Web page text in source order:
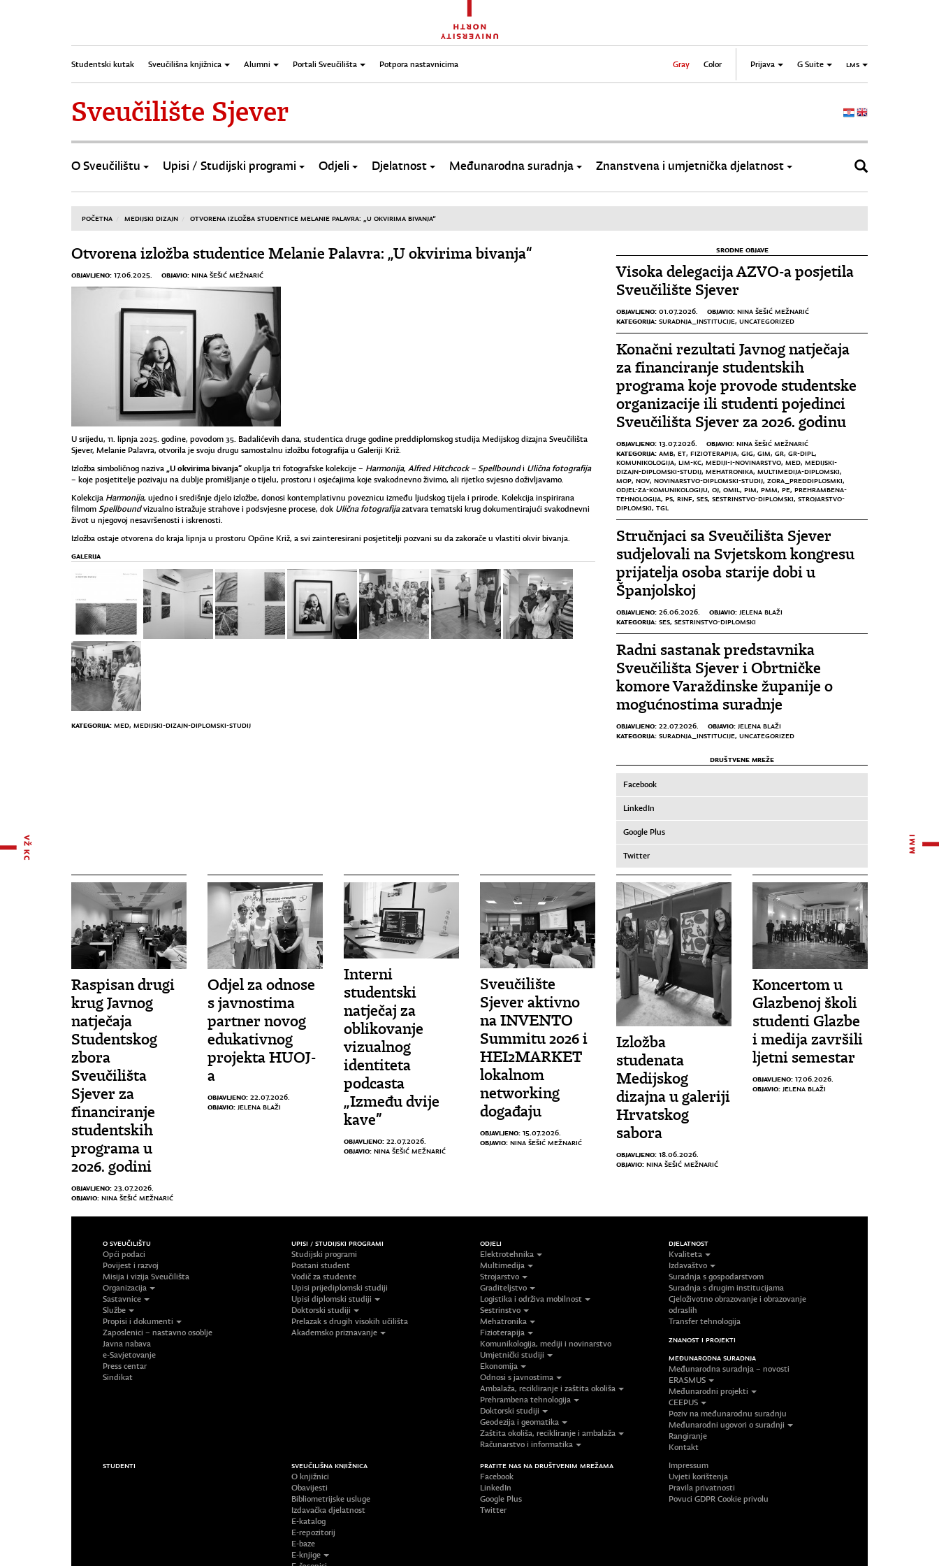
Studentski kutak Sveučilišna knjižnica Alumni Portali Sveučilišta Potpora nastavnicima Gray Color Prijava G Suite LMS
Sveučilište Sjever
O Sveučilištu Upisi / Studijski programi Odjeli Djelatnost Međunarodna suradnja Znanstvena i umjetnička djelatnost
POČETNA MEDIJSKI DIZAJN OTVORENA IZLOŽBA STUDENTICE MELANIE PALAVRA: „U OKVIRIMA BIVANJA“
Otvorena izložba studentice Melanie Palavra: „U okvirima bivanja“
OBJAVLJENO: 17.06.2025. OBJAVIO: NINA ŠEŠIĆ MEŽNARIĆ
U srijedu, 11. lipnja 2025. godine, povodom 35. Badalićevih dana, studentica druge godine preddiplomskog studija Medijskog dizajna Sveučilišta
Sjever, Melanie Palavra, otvorila je svoju drugu samostalnu izložbu fotografija u Galeriji Križ.
Izložba simboličnog naziva „U okvirima bivanja“ okuplja tri fotografske kolekcije – Harmonija, Alfred Hitchcock – Spellboundi Ulična fotografija
– koje posjetitelje pozivaju na dublje promišljanje o tijelu, prostoru i osjećajima koje svakodnevno živimo, ali rijetko svjesno doživljavamo.
Kolekcija Harmonija, ujedno i središnje djelo izložbe, donosi kontemplativnu poveznicu između ljudskog tijela i prirode. Kolekcija inspirirana
filmom Spellboundvizualno istražuje strahove i podsvjesne procese, dok Ulična fotografijazatvara tematski krug dokumentirajući svakodnevni
život u njegovoj nesavršenosti i iskrenosti.
Izložba ostaje otvorena do kraja lipnja u prostoru Općine Križ, a svi zainteresirani posjetitelji pozvani su da zakorače u vlastiti okvir bivanja.
GALERIJA
KATEGORIJA: MED, MEDIJSKI-DIZAJN-DIPLOMSKI-STUDIJ
SRODNE OBJAVE
Visoka delegacija AZVO-a posjetila
Sveučilište Sjever
OBJAVLJENO: 01.07.2026. OBJAVIO: NINA ŠEŠIĆ MEŽNARIĆ
KATEGORIJA: SURADNJA_INSTITUCIJE, UNCATEGORIZED
Konačni rezultati Javnog natječaja
za financiranje studentskih
programa koje provode studentske
organizacije ili studenti pojedinci
Sveučilišta Sjever za 2026. godinu
OBJAVLJENO: 13.07.2026. OBJAVIO: NINA ŠEŠIĆ MEŽNARIĆ
KATEGORIJA: AMB, ET, FIZIOTERAPIJA, GIG, GIM, GR, GR-DIPL,
KOMUNIKOLOGIJA, LIM-KC, MEDIJI-I-NOVINARSTVO, MED, MEDIJSKI-
DIZAJN-DIPLOMSKI-STUDIJ, MEHATRONIKA, MULTIMEDIJA-DIPLOMSKI,
MOP, NOV, NOVINARSTVO-DIPLOMSKI-STUDIJ, ZORA_PREDDIPLOSMKI,
ODJEL-ZA-KOMUNIKOLOGIJU, OJ, OMIL, PIM, PMM, PE, PREHRAMBENA-
TEHNOLOGIJA, PS, RINF, SES, SESTRINSTVO-DIPLOMSKI, STROJARSTVO-
DIPLOMSKI, TGL
Stručnjaci sa Sveučilišta Sjever
sudjelovali na Svjetskom kongresu
prijatelja osoba starije dobi u
Španjolskoj
OBJAVLJENO: 26.06.2026. OBJAVIO: JELENA BLAŽI
KATEGORIJA: SES, SESTRINSTVO-DIPLOMSKI
Radni sastanak predstavnika
Sveučilišta Sjever i Obrtničke
komore Varaždinske županije o
mogućnostima suradnje
OBJAVLJENO: 22.07.2026. OBJAVIO: JELENA BLAŽI
KATEGORIJA: SURADNJA_INSTITUCIJE, UNCATEGORIZED
DRUŠTVENE MREŽE
Facebook
LinkedIn
Google Plus
Twitter
Raspisan drugi
krug Javnog
natječaja
Studentskog
zbora
Sveučilišta
Sjever za
financiranje
studentskih
programa u
2026. godini
OBJAVLJENO: 23.07.2026.
OBJAVIO: NINA ŠEŠIĆ MEŽNARIĆ
Odjel za odnose
s javnostima
partner novog
edukativnog
projekta HUOJ-
a
OBJAVLJENO: 22.07.2026.
OBJAVIO: JELENA BLAŽI
Interni
studentski
natječaj za
oblikovanje
vizualnog
identiteta
podcasta
„Između dvije
kave”
OBJAVLJENO: 22.07.2026.
OBJAVIO: NINA ŠEŠIĆ MEŽNARIĆ
Sveučilište
Sjever aktivno
na INVENTO
Summitu 2026 i
HEI2MARKET
lokalnom
networking
događaju
OBJAVLJENO: 15.07.2026.
OBJAVIO: NINA ŠEŠIĆ MEŽNARIĆ
Izložba
studenata
Medijskog
dizajna u galeriji
Hrvatskog
sabora
OBJAVLJENO: 18.06.2026.
OBJAVIO: NINA ŠEŠIĆ MEŽNARIĆ
Koncertom u
Glazbenoj školi
studenti Glazbe
i medija završili
ljetni semestar
OBJAVLJENO: 17.06.2026.
OBJAVIO: JELENA BLAŽI
O SVEUČILIŠTU
Opći podaci
Povijest i razvoj
Misija i vizija Sveučilišta
Organizacija
Sastavnice
Službe
Propisi i dokumenti
Zaposlenici – nastavno osoblje
Javna nabava
e-Savjetovanje
Press centar
Sindikat
UPISI / STUDIJSKI PROGRAMI
Studijski programi
Postani student
Vodič za studente
Upisi prijediplomski studiji
Upisi diplomski studiji
Doktorski studiji
Prelazak s drugih visokih učilišta
Akademsko priznavanje
ODJELI
Elektrotehnika
Multimedija
Strojarstvo
Graditeljstvo
Logistika i održiva mobilnost
Sestrinstvo
Mehatronika
Fizioterapija
Komunikologija, mediji i novinarstvo
Umjetnički studiji
Ekonomija
Odnosi s javnostima
Ambalaža, recikliranje i zaštita okoliša
Prehrambena tehnologija
Doktorski studiji
Geodezija i geomatika
Zaštita okoliša, recikliranje i ambalaža
Računarstvo i informatika
DJELATNOST
Kvaliteta
Izdavaštvo
Suradnja s gospodarstvom
Suradnja s drugim institucijama
Cjeloživotno obrazovanje i obrazovanje
odraslih
Transfer tehnologija
ZNANOST I PROJEKTI
MEĐUNARODNA SURADNJA
Međunarodna suradnja – novosti
ERASMUS
Međunarodni projekti
CEEPUS
Poziv na međunarodnu suradnju
Međunarodni ugovori o suradnji
Rangiranje
Kontakt
STUDENTI
SVEUČILIŠNA KNJIŽNICA
O knjižnici
Obavijesti
Bibliometrijske usluge
Izdavačka djelatnost
E-katalog
E-repozitorij
E-baze
E-knjige
PRATITE NAS NA DRUŠTVENIM MREŽAMA
Facebook
LinkedIn
Google Plus
Twitter
Impressum
Uvjeti korištenja
Pravila privatnosti
Povuci GDPR Cookie privolu